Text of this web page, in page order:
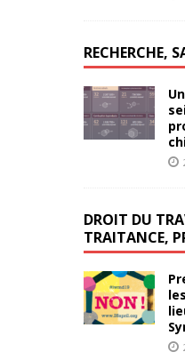
RECHERCHE,
DROIT DU
TRAITANCE,